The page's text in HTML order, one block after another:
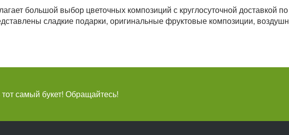
большой выбор цветочных композиций с круглосуточной доставкой
сладкие подарки, оригинальные фруктовые композиции,
самый букет! Обращайтесь!